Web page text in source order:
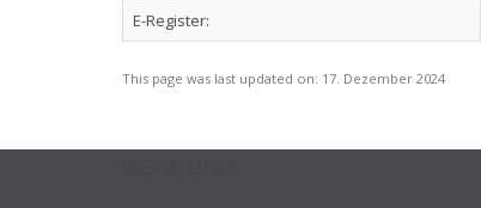
E-Register:
This page was last updated on: 17. Dezember 2024